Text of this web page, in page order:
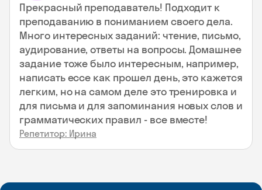
Прекрасный преподаватель! Подходит к
преподаванию в пониманием своего дела.
Много интересных заданий: чтение, письмо,
аудирование, ответы на вопросы. Домашнее
задание тоже было интересным, например,
написать ессе как прошел день, это кажется
легким, но на самом деле это тренировка и
для письма и для запоминания новых слов и
грамматических правил - все вместе!
Репетитор: Ирина